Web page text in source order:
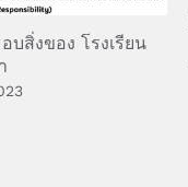
บสิ่งของ โรงเรียน